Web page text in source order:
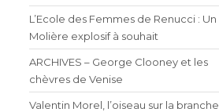
L’Ecole des Femmes de Renucci : Un
Molière explosif à souhait
ARCHIVES – George Clooney et les
chèvres de Venise
Valentin Morel, l’oiseau sur la branche